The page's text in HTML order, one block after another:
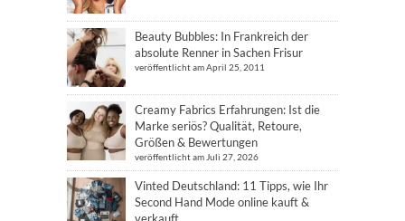
Beauty Bubbles: In Frankreich der
absolute Renner in Sachen Frisur
veröffentlicht am April 25, 2011
Creamy Fabrics Erfahrungen: Ist die
Marke seriös? Qualität, Retoure,
Größen & Bewertungen
veröffentlicht am Juli 27, 2026
Vinted Deutschland: 11 Tipps, wie Ihr
Second Hand Mode online kauft &